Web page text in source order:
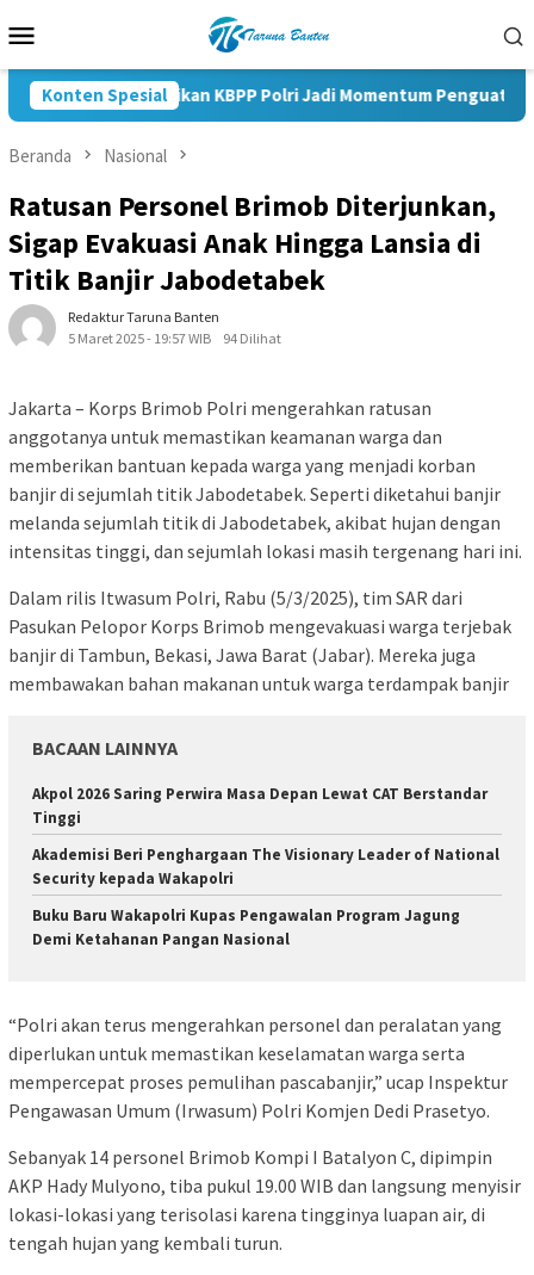
ke
Mobile
Konten Spesial
Pelantikan KBPP Polri Jadi Momentum Penguatan
Beranda Nasional
Ratusan Personel Brimob Diterjunkan,
Sigap Evakuasi Anak Hingga Lansia di
Titik Banjir Jabodetabek
Redaktur Taruna Banten
5 Maret 2025 - 19:57 WIB
94 Dilihat
Jakarta – Korps Brimob Polri mengerahkan ratusan
anggotanya untuk memastikan keamanan warga dan
memberikan bantuan kepada warga yang menjadi korban
banjir di sejumlah titik Jabodetabek. Seperti diketahui banjir
melanda sejumlah titik di Jabodetabek, akibat hujan dengan
intensitas tinggi, dan sejumlah lokasi masih tergenang hari ini.
Dalam rilis Itwasum Polri, Rabu (5/3/2025), tim SAR dari
Pasukan Pelopor Korps Brimob mengevakuasi warga terjebak
banjir di Tambun, Bekasi, Jawa Barat (Jabar). Mereka juga
membawakan bahan makanan untuk warga terdampak banjir
BACAAN LAINNYA
Akpol 2026 Saring Perwira Masa Depan Lewat CAT Berstandar
Tinggi
Akademisi Beri Penghargaan The Visionary Leader of National
Security kepada Wakapolri
Buku Baru Wakapolri Kupas Pengawalan Program Jagung
Demi Ketahanan Pangan Nasional
“Polri akan terus mengerahkan personel dan peralatan yang
diperlukan untuk memastikan keselamatan warga serta
mempercepat proses pemulihan pascabanjir,” ucap Inspektur
Pengawasan Umum (Irwasum) Polri Komjen Dedi Prasetyo.
Sebanyak 14 personel Brimob Kompi I Batalyon C, dipimpin
AKP Hady Mulyono, tiba pukul 19.00 WIB dan langsung menyisir
lokasi-lokasi yang terisolasi karena tingginya luapan air, di
tengah hujan yang kembali turun.